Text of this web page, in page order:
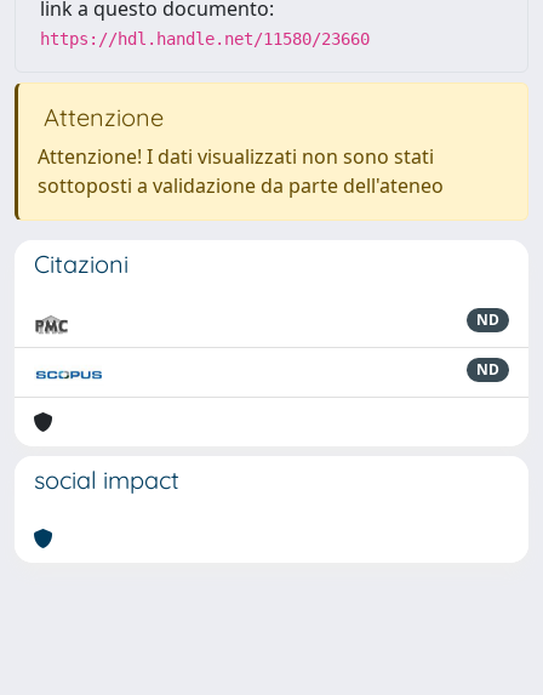
link a questo documento:
https://hdl.handle.net/11580/23660
Attenzione
Attenzione! I dati visualizzati non sono stati
sottoposti a validazione da parte dell'ateneo
Citazioni
ND
ND
social impact